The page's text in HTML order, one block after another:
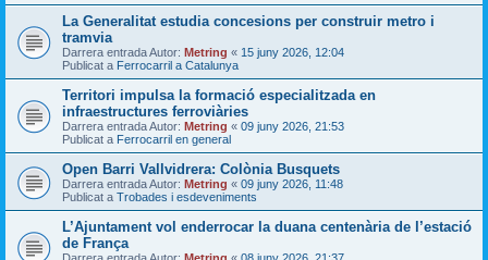
La Generalitat estudia concesions per construir metro i
tramvia
Darrera entrada Autor: Metring « 15 juny 2026, 12:04
Publicat a Ferrocarril a Catalunya
Territori impulsa la formació especialitzada en
infraestructures ferroviàries
Darrera entrada Autor: Metring « 09 juny 2026, 21:53
Publicat a Ferrocarril en general
Open Barri Vallvidrera: Colònia Busquets
Darrera entrada Autor: Metring « 09 juny 2026, 11:48
Publicat a Trobades i esdeveniments
L’Ajuntament vol enderrocar la duana centenària de l’estació
de França